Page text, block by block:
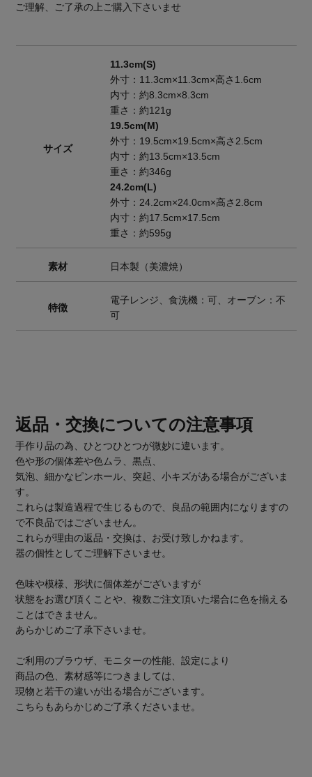
ご理解、ご了承の上ご購入下さいませ
サイズ
11.3cm(S)
外寸：11.3cm×11.3cm×高さ1.6cm
内寸：約8.3cm×8.3cm
重さ：約121g
19.5cm(M)
外寸：19.5cm×19.5cm×高さ2.5cm
内寸：約13.5cm×13.5cm
重さ：約346g
24.2cm(L)
外寸：24.2cm×24.0cm×高さ2.8cm
内寸：約17.5cm×17.5cm
重さ：約595g
素材 日本製（美濃焼）
特徴
電子レンジ、食洗機：可、オーブン：不
可
返品・交換についての注意事項
手作り品の為、ひとつひとつが微妙に違います。
色や形の個体差や色ムラ、黒点、
気泡、細かなピンホール、突起、小キズがある場合がございま
す。
これらは製造過程で生じるもので、良品の範囲内になりますの
で不良品ではございません。
これらが理由の返品・交換は、お受け致しかねます。
器の個性としてご理解下さいませ。
色味や模様、形状に個体差がございますが
状態をお選び頂くことや、複数ご注文頂いた場合に色を揃える
ことはできません。
あらかじめご了承下さいませ。
ご利用のブラウザ、モニターの性能、設定により
商品の色、素材感等につきましては、
現物と若干の違いが出る場合がございます。
こちらもあらかじめご了承くださいませ。